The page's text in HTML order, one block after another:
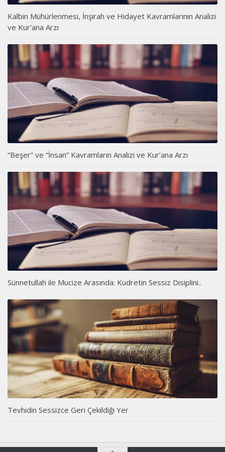
Kalbin Mühürlenmesi, İnşirah ve Hidayet Kavramlarının Analizi
ve Kur’ana Arzı
“Beşer” ve “İnsan” Kavramların Analizi ve Kur’ana Arzı
Sünnetullah ile Mucize Arasında: Kudretin Sessiz Disiplini..
Tevhidin Sessizce Geri Çekildiği Yer